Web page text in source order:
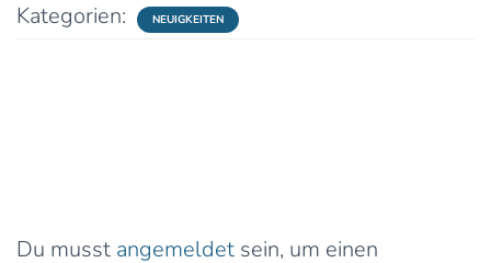
Kategorien: NEUIGKEITEN
Du musst angemeldet sein, um einen